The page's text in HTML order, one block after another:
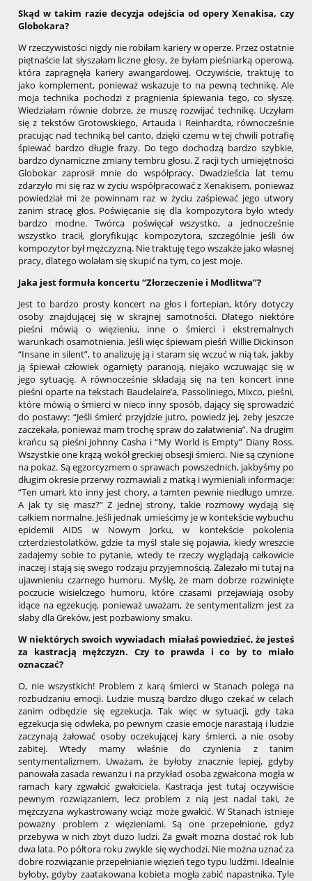
Skąd w takim razie decyzja odejścia od opery Xenakisa, czy
Globokara?
W rzeczywistości nigdy nie robiłam kariery w operze. Przez ostatnie
piętnaście lat słyszałam liczne głosy, że byłam pieśniarką operową,
która zapragnęła kariery awangardowej. Oczywiście, traktuję to
jako komplement, ponieważ wskazuje to na pewną technikę. Ale
moja technika pochodzi z pragnienia śpiewania tego, co słyszę.
Wiedziałam równie dobrze, że muszę rozwijać technikę. Uczyłam
się z tekstów Grotowskiego, Artauda i Reinhardta, równocześnie
pracując nad techniką bel canto, dzięki czemu w tej chwili potrafię
śpiewać bardzo długie frazy. Do tego dochodzą bardzo szybkie,
bardzo dynamiczne zmiany tembru głosu. Z racji tych umiejętności
Globokar zaprosił mnie do współpracy. Dwadzieścia lat temu
zdarzyło mi się raz w życiu współpracować z Xenakisem, ponieważ
powiedział mi że powinnam raz w życiu zaśpiewać jego utwory
zanim stracę głos. Poświęcanie się dla kompozytora było wtedy
bardzo modne. Twórca poświęcał wszystko, a jednocześnie
wszystko tracił, gloryfikując kompozytora, szczególnie jeśli ów
kompozytor był mężczyzną. Nie traktuję tego wszakże jako własnej
pracy, dlatego wolałam się skupić na tym, co jest moje.
Jaka jest formuła koncertu “Złorzeczenie i Modlitwa”?
Jest to bardzo prosty koncert na głos i fortepian, który dotyczy
osoby znajdującej się w skrajnej samotności. Dlatego niektóre
pieśni mówią o więzieniu, inne o śmierci i ekstremalnych
warunkach osamotnienia. Jeśli więc śpiewam pieśń Willie Dickinson
“Insane in silent”, to analizuję ją i staram się wczuć w nią tak, jakby
ją śpiewał człowiek ogarnięty paranoją, niejako wczuwając się w
jego sytuację. A równocześnie składają się na ten koncert inne
pieśni oparte na tekstach Baudelaire’a, Passoliniego, Mixco, pieśni,
które mówią o śmierci w nieco inny sposób, dający się sprowadzić
do postawy: “Jeśli śmierć przyjdzie jutro, powiedz jej, żeby jeszcze
zaczekała, ponieważ mam trochę spraw do załatwienia”. Na drugim
krańcu są pieśni Johnny Casha i “My World is Empty” Diany Ross.
Wszystkie one krążą wokół greckiej obsesji śmierci. Nie są czynione
na pokaz. Są egzorcyzmem o sprawach powszednich, jakbyśmy po
długim okresie przerwy rozmawiali z matką i wymieniali informacje:
“Ten umarł, kto inny jest chory, a tamten pewnie niedługo umrze.
A jak ty się masz?” Z jednej strony, takie rozmowy wydają się
całkiem normalne. Jeśli jednak umieścimy je w kontekście wybuchu
epidemii AIDS w Nowym Jorku, w kontekście pokolenia
czterdziestolatków, gdzie ta myśl stale się pojawia, kiedy wreszcie
zadajemy sobie to pytanie, wtedy te rzeczy wyglądają całkowicie
inaczej i stają się swego rodzaju przyjemnością. Zależało mi tutaj na
ujawnieniu czarnego humoru. Myślę, że mam dobrze rozwinięte
poczucie wisielczego humoru, które czasami przejawiają osoby
idące na egzekucję, ponieważ uważam, że sentymentalizm jest za
słaby dla Greków, jest pozbawiony smaku.
W niektórych swoich wywiadach miałaś powiedzieć, że jesteś
za kastracją mężczyzn. Czy to prawda i co by to miało
oznaczać?
O, nie wszystkich! Problem z karą śmierci w Stanach polega na
rozbudzaniu emocji. Ludzie muszą bardzo długo czekać w celach
zanim odbędzie się egzekucja. Tak więc w sytuacji, gdy taka
egzekucja się odwleka, po pewnym czasie emocje narastają i ludzie
zaczynają żałować osoby oczekującej kary śmierci, a nie osoby
zabitej. Wtedy mamy właśnie do czynienia z tanim
sentymentalizmem. Uważam, że byłoby znacznie lepiej, gdyby
panowała zasada rewanżu i na przykład osoba zgwałcona mogła w
ramach kary zgwałcić gwałciciela. Kastracja jest tutaj oczywiście
pewnym rozwiązaniem, lecz problem z nią jest nadal taki, że
mężczyzna wykastrowany wciąż może gwałcić. W Stanach istnieje
poważny problem z więzieniami. Są one przepełnione, gdyż
przebywa w nich zbyt dużo ludzi. Za gwałt można dostać rok lub
dwa lata. Po półtora roku zwykle się wychodzi. Nie można uznać za
dobre rozwiązanie przepełnianie więzień tego typu ludźmi. Idealnie
byłoby, gdyby zaatakowana kobieta mogła zabić napastnika. Tyle